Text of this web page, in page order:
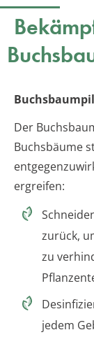
Der
Buchsbäume
ergreifen:
zurück,
zu
jedem